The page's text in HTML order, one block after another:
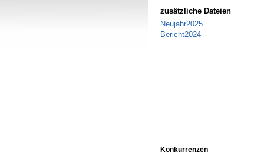
zusätzliche Dateien
Neujahr2025
Bericht2024
Konkurrenzen